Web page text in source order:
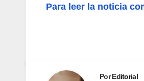
Para leer la noticia
PorEditorial